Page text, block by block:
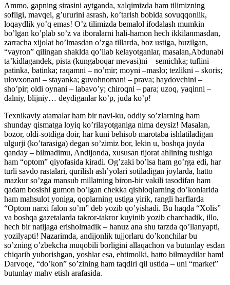
Ammo, gapning sirasini aytganda, xalqimizda ham tilimizning
sofligi, mavqei, g’ururini asrash, ko’tarish bobida sovuqqonlik,
loqaydlik yo’q emas! O’z tilimizda bemalol ifodalash mumkin
bo’lgan ko’plab so’z va iboralarni hali-hamon hech ikkilanmasdan,
zarracha xijolat bo’lmasdan o’zga tillarda, boz ustiga, buzilgan,
“vayron” qilingan shaklda qo’llab kelayotganlar, masalan,Abdunabi
ta’kidlagandek, pista (kungaboqar mevasi)ni – semichka; tuflini –
patinka, batinka; raqamni – no’mir; moyni –maslo; tezlikni – skoris;
ulovxonani – stayanka; guvohnomani – prava; haydovchini –
sho’pir; oldi oynani – labavo’y; chiroqni – para; uzoq, yaqinni –
dalniy, blijniy… deydiganlar ko’p, juda ko’p!
Texnikaviy atamalar ham bir navi-ku, oddiy so’zlarning ham
shunday qismatga loyiq ko’rilayotganiga nima deysiz! Masalan,
bozor, oldi-sotdiga doir, har kuni behisob marotaba ishlatiladigan
ulgurji (ko’tarasiga) degan so’zimiz bor, lekin u, boshqa joyda
qanday – bilmadimu, Andijonda, xususan tijorat ahlining tushiga
ham “optom” qiyofasida kiradi. Og’zaki bo’lsa ham go’rga edi, har
turli savdo rastalari, qurilish ash’yolari sotiladigan joylarda, hatto
mazkur so’zga mansub millatning biron-bir vakili tasodifan ham
qadam bosishi gumon bo’lgan chekka qishloqlarning do’konlarida
ham mahsulot yoniga, qoplarning ustiga yirik, rangli harflarda
“Optom narxi falon so’m” deb yozib qo’yishadi. Bu haqda “Xolis”
va boshqa gazetalarda takror-takror kuyinib yozib charchadik, illo,
hech bir natijaga erisholmadik – hanuz ana shu tarzda qo’llanyapti,
yozilyapti! Nazarimda, andijonlik tujjorlaru do’konchilar bu
so’zning o’zbekcha muqobili borligini allaqachon va butunlay esdan
chiqarib yuborishgan, yoshlar esa, ehtimolki, hatto bilmaydilar ham!
Darvoqe, “do’kon” so’zining ham taqdiri qil ustida – uni “market”
butunlay mahv etish arafasida.